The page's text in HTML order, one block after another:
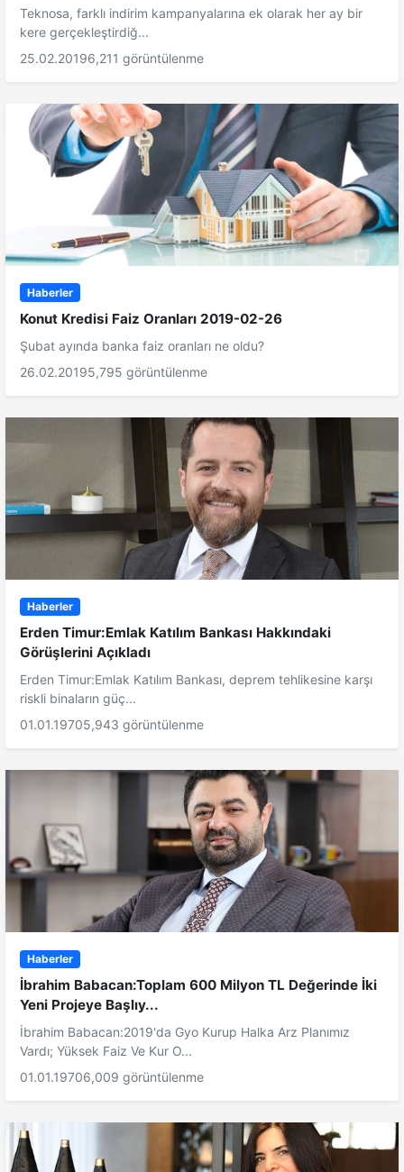
Teknosa, farklı indirim kampanyalarına ek olarak her ay bir
kere gerçekleştirdiğ...
25.02.20196,211 görüntülenme
Haberler
Konut Kredisi Faiz Oranları 2019-02-26
Şubat ayında banka faiz oranları ne oldu?
26.02.20195,795 görüntülenme
Haberler
Erden Timur:Emlak Katılım Bankası Hakkındaki
Görüşlerini Açıkladı
Erden Timur:Emlak Katılım Bankası, deprem tehlikesine karşı
riskli binaların güç...
01.01.19705,943 görüntülenme
Haberler
İbrahim Babacan:Toplam 600 Milyon TL Değerinde İki
Yeni Projeye Başlıy...
İbrahim Babacan:2019'da Gyo Kurup Halka Arz Planımız
Vardı; Yüksek Faiz Ve Kur O...
01.01.19706,009 görüntülenme